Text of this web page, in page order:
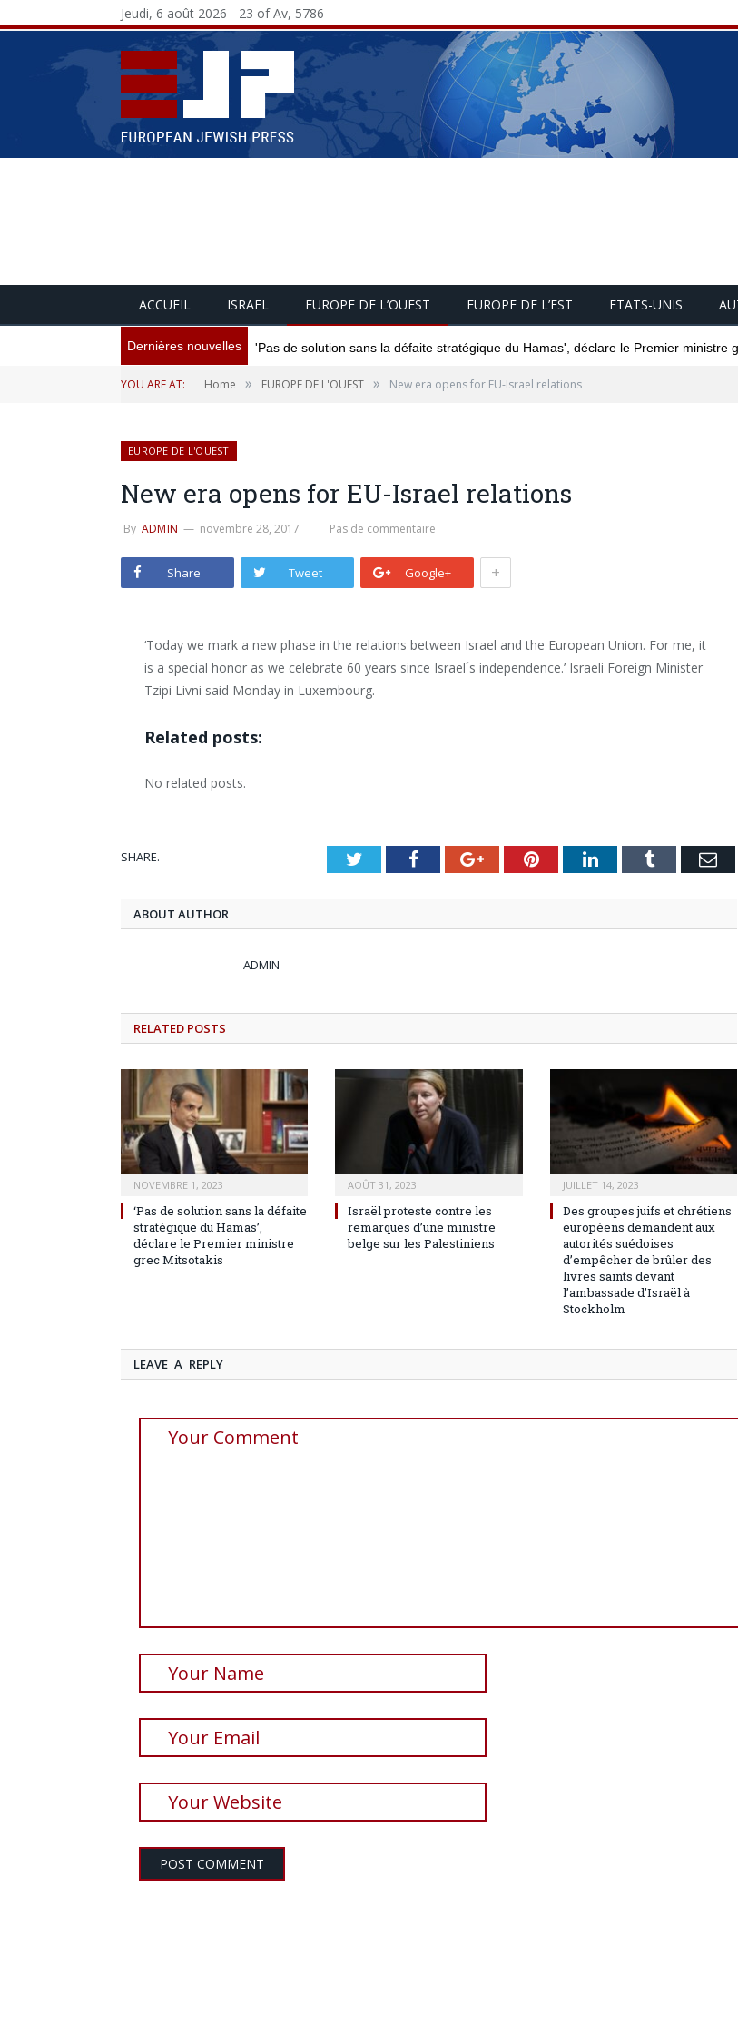
Jeudi, 6 août 2026 - 23 of Av, 5786
ACCUEIL ISRAEL EUROPE DE L’OUEST EUROPE DE L’EST ETATS-UNIS
Dernières nouvelles 'Pas de solution sans la défaite stratégique du Hamas', déclare le Premier ministre
YOU ARE AT: Home » EUROPE DE L'OUEST » New era opens for EU-Israel relations
EUROPE DE L'OUEST
New era opens for EU-Israel relations
By ADMIN novembre 28, 2017 Pas de commentaire
Share Tweet Google+ +
‘Today we mark a new phase in the relations between Israel and the European Union. For me, it
is a special honor as we celebrate 60 years since Israel´s independence.’ Israeli Foreign Minister
Tzipi Livni said Monday in Luxembourg.
Related posts:
No related posts.
SHARE. TwitterFacebookGoogle+PinterestLinkedInTumblr
ABOUT AUTHOR
ADMIN
RELATED POSTS
NOVEMBRE 1, 2023
‘Pas de solution sans la défaite
stratégique du Hamas’,
déclare le Premier ministre
grec Mitsotakis
AOÛT 31, 2023
Israël proteste contre les
remarques d’une ministre
belge sur les Palestiniens
JUILLET 14, 2023
Des groupes juifs et chrétiens
européens demandent aux
autorités suédoises
d’empêcher de brûler des
livres saints devant
l’ambassade d’Israël à
Stockholm
LEAVE A REPLY